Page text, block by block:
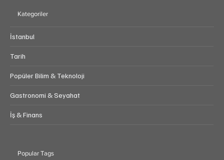
Kategoriler
İstanbul
Tarih
Popüler Bilim & Teknoloji
Gastronomi & Seyahat
İş & Finans
Popular Tags